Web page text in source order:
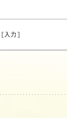
[入力]